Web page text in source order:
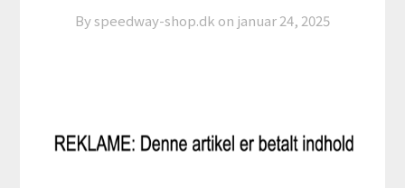
By speedway-shop.dk on januar 24, 2025